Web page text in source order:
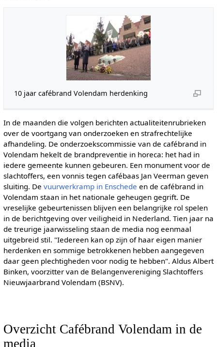
10 jaar cafébrand Volendam herdenking
In de maanden die volgen berichten actualiteitenrubrieken
over de voortgang van onderzoeken en strafrechtelijke
afhandeling. De onderzoekscommissie van de cafébrand in
Volendam hekelt de brandpreventie in horeca: het had in
iedere gemeente kunnen gebeuren. Een monument voor de
slachtoffers, een vonnis tegen cafébaas Jan Veerman geven
sluiting. De vuurwerkramp in Enschede en de cafébrand in
Volendam staan in het nationale geheugen gegrift. De
vreselijke gebeurtenissen blijven een belangrijke rol spelen
in de berichtgeving over veiligheid in Nederland. Tien jaar na
de treurige jaarwisseling staan de media nog eenmaal
uitgebreid stil. "Iedereen kan op zijn of haar eigen manier
herdenken en sommige betrokkenen hebben aangegeven
daar geen plechtigheden voor nodig te hebben". Aldus Albert
Binken, voorzitter van de Belangenvereniging Slachtoffers
Nieuwjaarbrand Volendam (BSNV).
Overzicht Cafébrand Volendam in de
media